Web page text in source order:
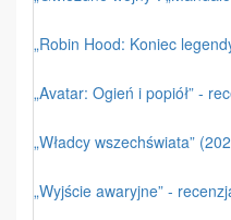
„Robin Hood: Koniec
„Avatar: Ogień i popiół” -
„Władcy wszechświata”
„Wyjście awaryjne” -